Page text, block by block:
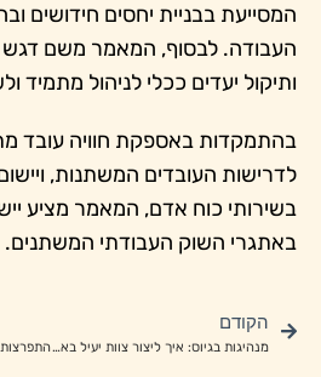
המסייעת בבניית יחסים חידושים
העבודה. לבסוף, המאמר משם דגש
ותיקול יעדים ככלי לניהול מתמיד
בהתמקדות באספקת חוויה עובד
לדרישות העובדים המשתנות,
בשירותי כוח אדם, המאמר מציע
באתגרי השוק העבודתי המשתנים.
הקודם
מנהיגות בגיוס: איך ליצור צוות יעיל באמצעות חברת כוח אדם